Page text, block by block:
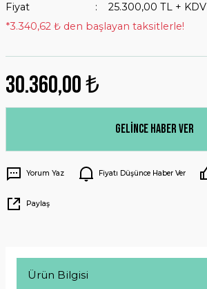
Fiyat
25.300,00 TL + KDV
*3.340,62 ₺ den başlayan taksitlerle!
30.360,00 ₺
Gelince Haber Ver
Yorum Yaz Fiyatı Düşünce Haber Ver
Paylaş
Ürün Bilgisi